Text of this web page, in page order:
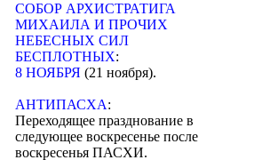
CОБОР АРХИСТРАТИГА
МИХАИЛА И ПРОЧИХ
НЕБЕСНЫХ СИЛ
БЕСПЛОТНЫХ:
8 НОЯБРЯ (21 ноября).
АНТИПАСХА:
Переходящее празднование в
следующее воскресенье после
воскресенья ПАСХИ.